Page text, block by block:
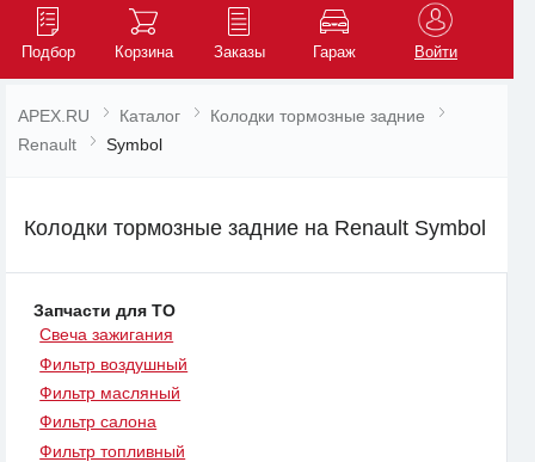
Подбор Корзина Заказы Гараж Войти
APEX.RU Каталог
Колодки тормозные задние
Renault
Symbol
Колодки тормозные задние на Renault Symbol
Запчасти для ТО
Свеча зажигания
Фильтр воздушный
Фильтр масляный
Фильтр салона
Фильтр топливный